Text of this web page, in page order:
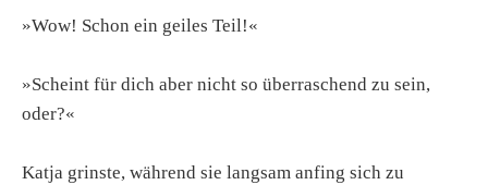
»Wow! Schon ein geiles Teil!«
»Scheint für dich aber nicht so überraschend zu sein,
oder?«
Katja grinste, während sie langsam anfing sich zu